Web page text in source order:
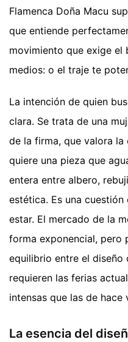
Flamenca Doña Macu
que entiende
movimiento que exige el
medios: o el traje te
La intención de quien
clara. Se trata de una
de la firma, que valora
quiere una pieza que
entera entre albero,
estética. Es una
estar. El mercado de la
forma exponencial, pero
equilibrio entre el
requieren las ferias
intensas que las de hace
La esencia del